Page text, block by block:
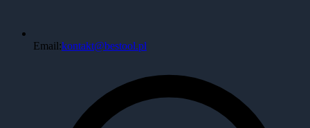
Email:kontakt@bestool.pl